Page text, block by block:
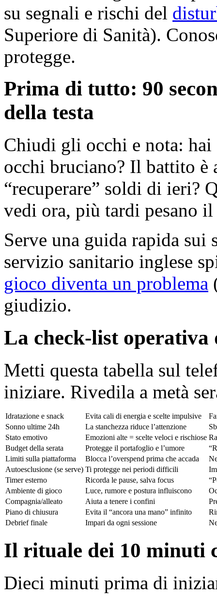
su segnali e rischi del
Superiore di Sanità).
protegge.
Prima di tutto: 90
della testa
Chiudi gli occhi e nota: hai
occhi bruciano? Il battito
“recuperare” soldi di ieri?
vedi ora, più tardi pesano
Serve una guida rapida
servizio sanitario inglese
gioco diventa un problema
giudizio.
La check-list operativa
Metti questa tabella sul
iniziare. Rivedila a metà
Idratazione e snack Evita cali di energia e scelte impulsive
Sonno ultime 24h
La stanchezza riduce l’attenzione
Stato emotivo
Emozioni alte = scelte veloci e rischiose
Budget della serata
Protegge il portafoglio e l’umore
Limiti sulla piattaforma
Blocca l’overspend prima che accada
Autoesclusione (se serve) Ti protegge nei periodi difficili
Timer esterno
Ricorda le pause, salva focus
Ambiente di gioco
Luce, rumore e postura influiscono
Compagnia/alleato
Aiuta a tenere i confini
Piano di chiusura
Evita il “ancora una mano” infinito
Debrief finale
Impari da ogni sessione
Il rituale dei 10 minuti
Dieci minuti prima di